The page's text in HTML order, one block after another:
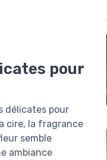
pour
délicates pour
cire, la fragrance
semble
ambiance